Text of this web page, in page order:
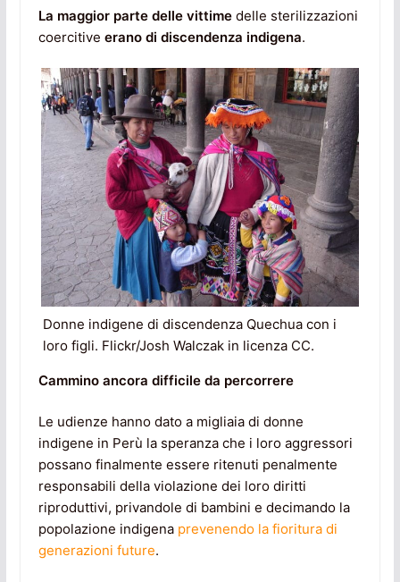
La maggior parte delle vittimedelle sterilizzazioni
coercitive erano di discendenza indigena.
Donne indigene di discendenza Quechua con i
loro figli. Flickr/Josh Walczak in licenza CC.
Cammino ancora difficile da percorrere
Le udienze hanno dato a migliaia di donne
indigene in Perù la speranza che i loro aggressori
possano finalmente essere ritenuti penalmente
responsabili della violazione dei loro diritti
riproduttivi, privandole di bambini e decimando la
popolazione indigena prevenendo la fioritura di
generazioni future.